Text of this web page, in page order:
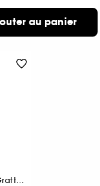
au panier
Baume Emollient Anti-Grattage